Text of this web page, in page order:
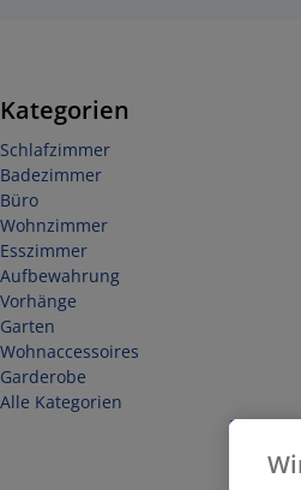
Kategorien
Schlafzimmer
Badezimmer
Büro
Wohnzimmer
Esszimmer
Aufbewahrung
Vorhänge
Garten
Wohnaccessoires
Garderobe
Alle Kategorien